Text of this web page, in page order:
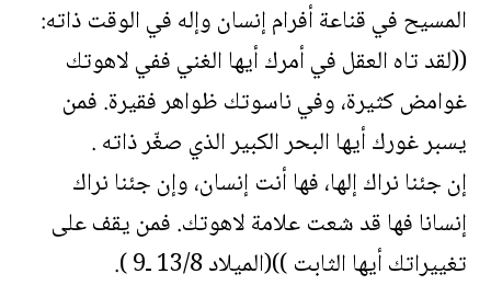
المسيح في قناعة أفرام إنسان وإله في الوقت ذاته:
((لقد تاه العقل في أمرك أيها الغني ففي لاهوتك
غوامض كثيرة، وفي ناسوتك ظواهر فقيرة. فمن
يسبر غورك أيها البحر الكبير الذي صغّر ذاته .
إن جئنا نراك إلها، فها أنت إنسان، وإن جئنا نراك
إنسانا فها قد شعت علامة لاهوتك. فمن يقف على
تغييراتك أيها الثابت ))(الميلاد 13/8 ـ9 ).